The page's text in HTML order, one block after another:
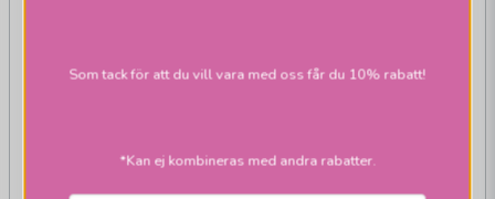
pappersstjärnor
79 kr
39 kr
499 kr
Som tack för att du vill vara med oss får du 10% rabatt!
*Kan ej kombineras med andra rabatter.